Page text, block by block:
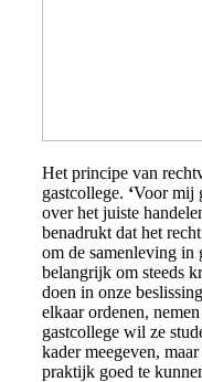
Het principe van
gastcollege. ‘Voor mij
over het juiste
benadrukt dat het
om de samenleving in
belangrijk om steeds
doen in onze
elkaar ordenen,
gastcollege wil ze
kader meegeven,
praktijk goed te